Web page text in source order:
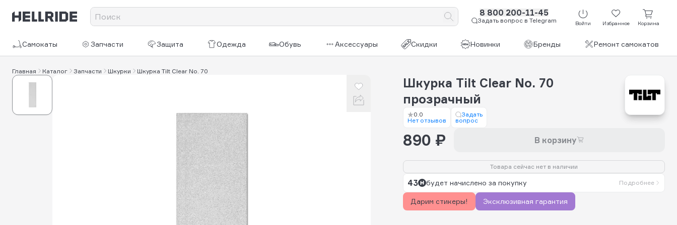
8 800 200-11-45
Задать вопрос в Telegram Войти Избранное Корзина
Самокаты Запчасти Защита Одежда Обувь Аксессуары Скидки Новинки Бренды Ремонт самокатов
Главная Каталог Запчасти Шкурки Шкурка Tilt Clear No. 70
Шкурка Tilt Clear No. 70
прозрачный
0.0
Нет отзывов
Задать
вопрос
890 ₽ В корзину
Товара сейчас нет в наличии
43 будет начислено за покупку Подробнее
Дарим стикеры! Эксклюзивная гарантия